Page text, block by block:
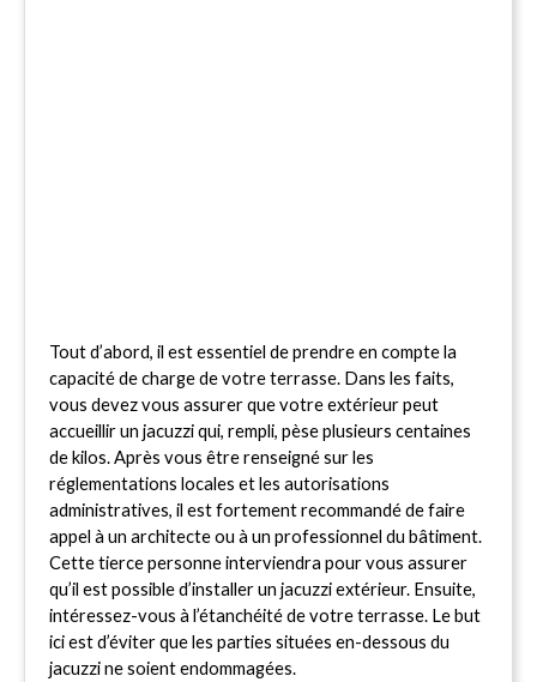
Tout d’abord, il est essentiel de prendre en compte la
capacité de charge de votre terrasse. Dans les faits,
vous devez vous assurer que votre extérieur peut
accueillir un jacuzzi qui, rempli, pèse plusieurs centaines
de kilos. Après vous être renseigné sur les
réglementations locales et les autorisations
administratives, il est fortement recommandé de faire
appel à un architecte ou à un professionnel du bâtiment.
Cette tierce personne interviendra pour vous assurer
qu’il est possible d’installer un jacuzzi extérieur. Ensuite,
intéressez-vous à l’étanchéité de votre terrasse. Le but
ici est d’éviter que les parties situées en-dessous du
jacuzzi ne soient endommagées.